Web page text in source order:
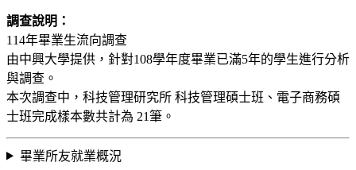
調查說明：
114年畢業生流向調查
由中興大學提供，針對108學年度畢業已滿5年的學生進行分析
與調查。
本次調查中，科技管理研究所 科技管理碩士班、電子商務碩
士班完成樣本數共計為 21筆。
畢業所友就業概況